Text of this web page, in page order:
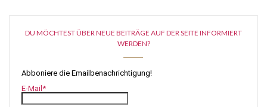
DU MÖCHTEST ÜBER NEUE BEITRÄGE AUF DER SEITE INFORMIERT
WERDEN?
Abboniere die Emailbenachrichtigung!
E-Mail*